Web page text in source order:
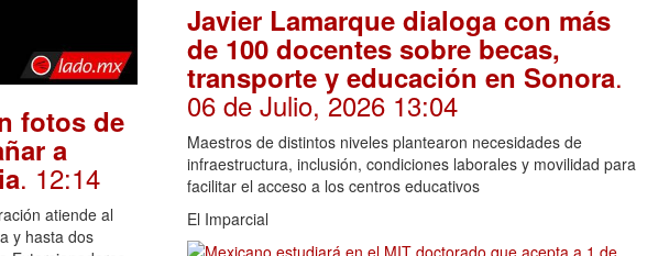
fotos de
a
. 12:14
atiende al
y hasta dos
Javier Lamarque dialoga con más
de 100 docentes sobre becas,
transporte y educación en Sonora.
06 de Julio, 2026 13:04
Maestros de distintos niveles plantearon necesidades de
infraestructura, inclusión, condiciones laborales y movilidad para
facilitar el acceso a los centros educativos
El Imparcial